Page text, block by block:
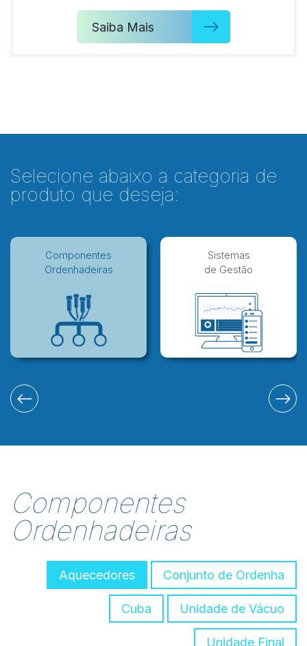
Saiba Mais
Selecione abaixo a categoria de
produto que deseja:
Componentes
Ordenhadeiras
Sistemas
de Gestão
Componentes
Ordenhadeiras
Aquecedores Conjunto de Ordenha
Cuba Unidade de Vácuo
Unidade Final